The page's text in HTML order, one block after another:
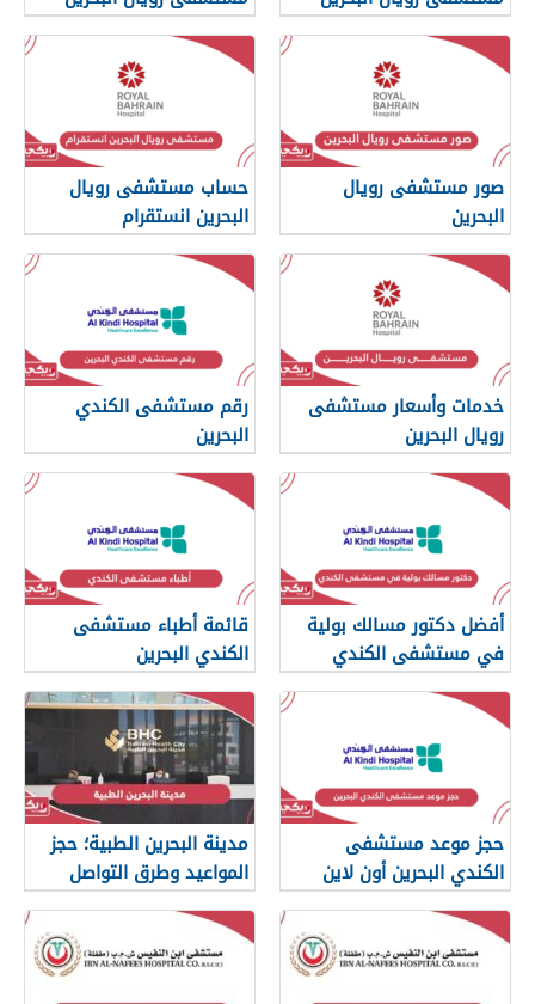
صور مستشفى رويال
البحرين
حساب مستشفى رويال
البحرين انستقرام
خدمات وأسعار مستشفى
رويال البحرين
رقم مستشفى الكندي
البحرين
أفضل دكتور مسالك بولية
في مستشفى الكندي
البحرين
قائمة أطباء مستشفى
الكندي البحرين
حجز موعد مستشفى
الكندي البحرين أون لاين
مدينة البحرين الطبية؛ حجز
المواعيد وطرق التواصل